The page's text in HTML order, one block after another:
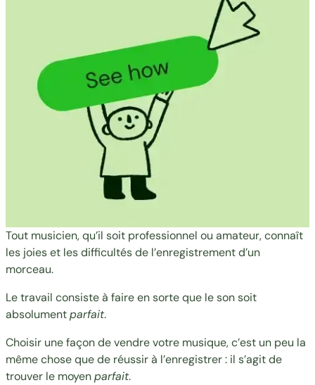
Tout musicien, qu’il soit professionnel ou amateur, connaît
les joies et les difficultés de l’enregistrement d’un
morceau.
Le travail consiste à faire en sorte que le son soit
absolumentparfait.
Choisir une façon de vendre votre musique, c’est un peu la
même chose que de réussir à l’enregistrer : il s’agit de
trouver le moyenparfait.